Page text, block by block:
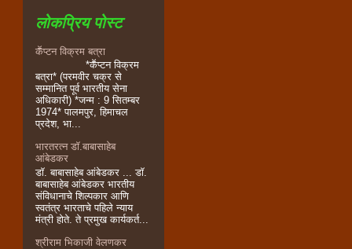
लोकप्रिय पोस्ट
कॕप्टन विक्रम बत्रा
*कॕप्टन विक्रम
बत्रा* (परमवीर चक्र से
सम्मानित पूर्व भारतीय सेना
अधिकारी) *जन्म : 9 सितम्बर
1974* पालमपुर, हिमाचल
प्रदेश, भा...
भारतरत्न डॉ.बाबासाहेब
आंबेडकर
डॉ. बाबासाहेब आंबेडकर ... डॉ.
बाबासाहेब आंबेडकर भारतीय
संविधानाचे शिल्पकार आणि
स्वतंत्र भारताचे पहिले न्याय
मंत्री होते. ते प्रमुख कार्यकर्त...
श्रीराम भिकाजी वेलणकर